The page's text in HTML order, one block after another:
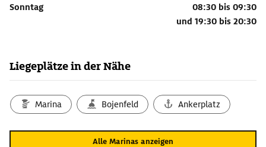
Sonntag
08:30 bis 09:30
und 19:30 bis 20:30
Liegeplätze in der Nähe
Marina Bojenfeld Ankerplatz
Alle Marinas anzeigen